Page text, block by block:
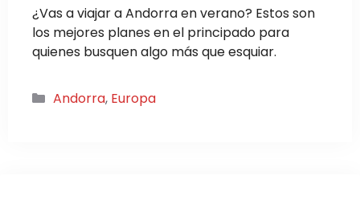
¿Vas a viajar a Andorra en verano? Estos son
los mejores planes en el principado para
quienes busquen algo más que esquiar.
Categorías
Andorra, Europa